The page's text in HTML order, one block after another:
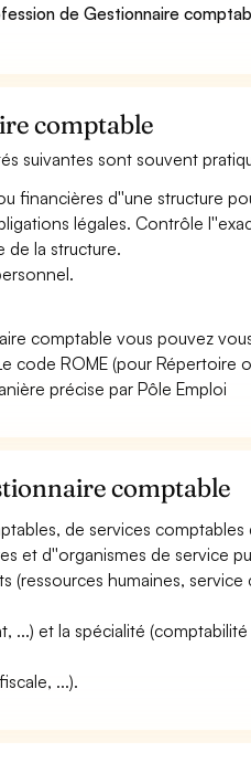
de Gestionnaire
comptable
suivantes sont souvent
financières d''une structure
légales. Contrôle
la structure.
comptable vous pouvez
code ROME (pour Répertoire
précise par Pôle Emploi
comptable
de services comptables
et d''organismes de service
(ressources humaines, service
...) et la spécialité
...).